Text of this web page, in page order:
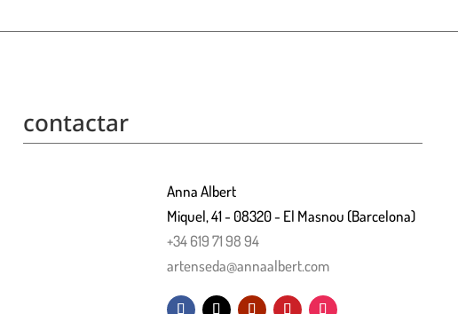
contactar
Anna Albert
Miquel, 41 - 08320 - El Masnou (Barcelona)
+34 619 71 98 94
artenseda@annaalbert.com